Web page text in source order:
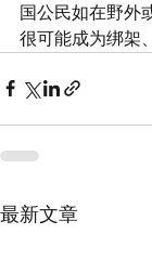
国公民如在野外
很可能成为绑架
最新文章